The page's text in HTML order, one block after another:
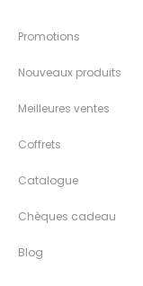
Promotions
Nouveaux produits
Meilleures ventes
Coffrets
Catalogue
Chèques cadeau
Blog